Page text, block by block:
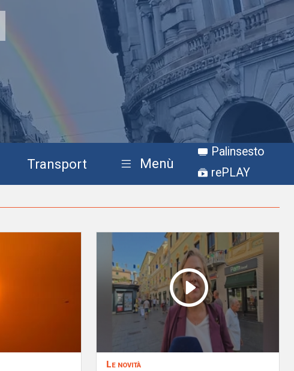
Transport Menù
Palinsesto
rePLAY
Le novità